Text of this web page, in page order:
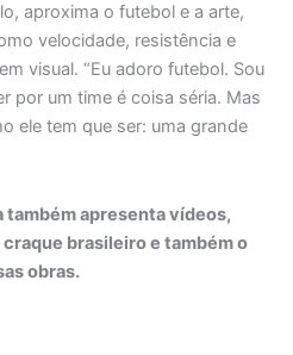
aproxima o futebol e a arte,
velocidade, resistência e
visual. “Eu adoro futebol. Sou
por um time é coisa séria. Mas
ele tem que ser: uma grande
também apresenta vídeos,
brasileiro e também o
obras.